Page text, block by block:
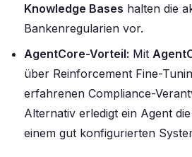
Knowledge Bases halten die
Bankenregularien vor.
AgentCore-Vorteil: Mit
über Reinforcement Fine-
erfahrenen Compliance-
Alternativ erledigt ein Agent
einem gut konfigurierten